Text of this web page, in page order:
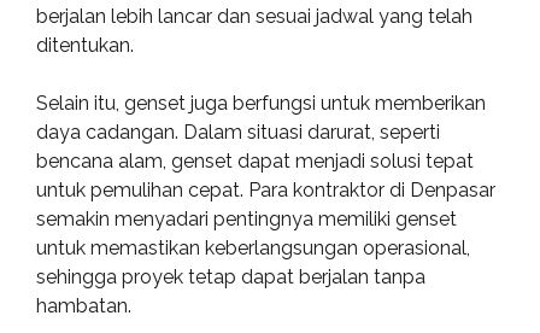
berjalan lebih lancar dan sesuai jadwal yang telah
ditentukan.
Selain itu, genset juga berfungsi untuk memberikan
daya cadangan. Dalam situasi darurat, seperti
bencana alam, genset dapat menjadi solusi tepat
untuk pemulihan cepat. Para kontraktor di Denpasar
semakin menyadari pentingnya memiliki genset
untuk memastikan keberlangsungan operasional,
sehingga proyek tetap dapat berjalan tanpa
hambatan.